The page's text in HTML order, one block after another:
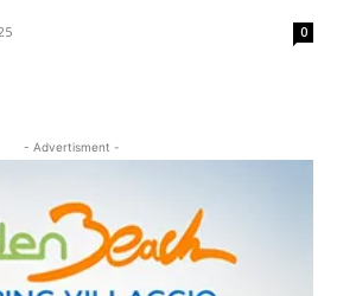
0
- Advertisment -